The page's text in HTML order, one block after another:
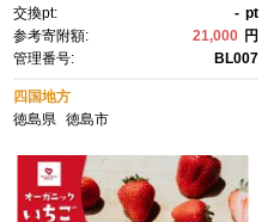
間限定 人気 ギフト プレゼン
ト 贈答 ケーキ グルメ デザー
ト おやつ お菓子 送料無料【20
26年12月下旬から順次発送】
交換pt: - pt
参考寄附額:
21,000 円
管理番号:
BL007
四国地方
徳島県 徳島市